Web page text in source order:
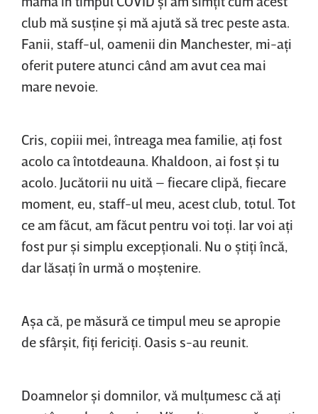
club mă susţine şi mă ajută să trec peste asta.
Fanii, staff-ul, oamenii din Manchester, mi-aţi
oferit putere atunci când am avut cea mai
mare nevoie.
Cris, copiii mei, întreaga mea familie, aţi fost
acolo ca întotdeauna. Khaldoon, ai fost şi tu
acolo. Jucătorii nu uită – fiecare clipă, fiecare
moment, eu, staff-ul meu, acest club, totul. Tot
ce am făcut, am făcut pentru voi toţi. Iar voi aţi
fost pur şi simplu excepţionali. Nu o ştiţi încă,
dar lăsaţi în urmă o moştenire.
Aşa că, pe măsură ce timpul meu se apropie
de sfârşit, fiţi fericiţi. Oasis s-au reunit.
Doamnelor şi domnilor, vă mulţumesc că aţi